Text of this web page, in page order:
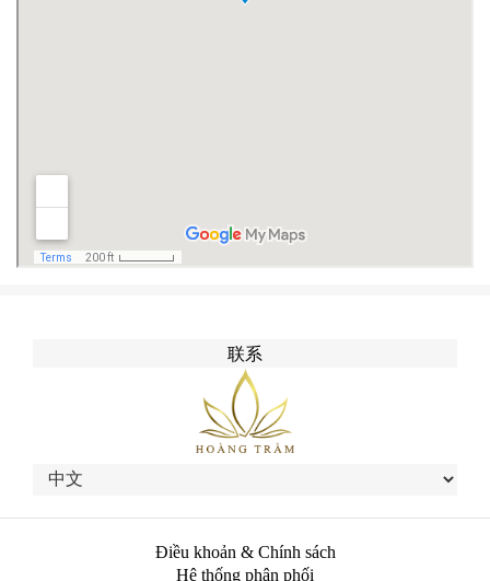
联系
Điều khoản & Chính sách
Hệ thống phân phối